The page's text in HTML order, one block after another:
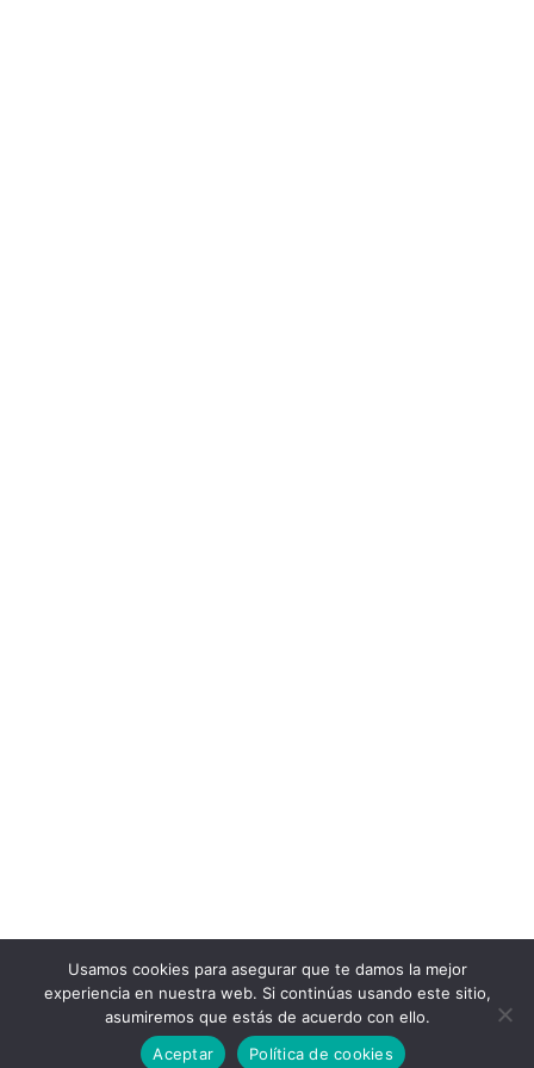
Usamos cookies para asegurar que te damos la mejor
experiencia en nuestra web. Si continúas usando este sitio,
asumiremos que estás de acuerdo con ello.
Aceptar
Política de cookies